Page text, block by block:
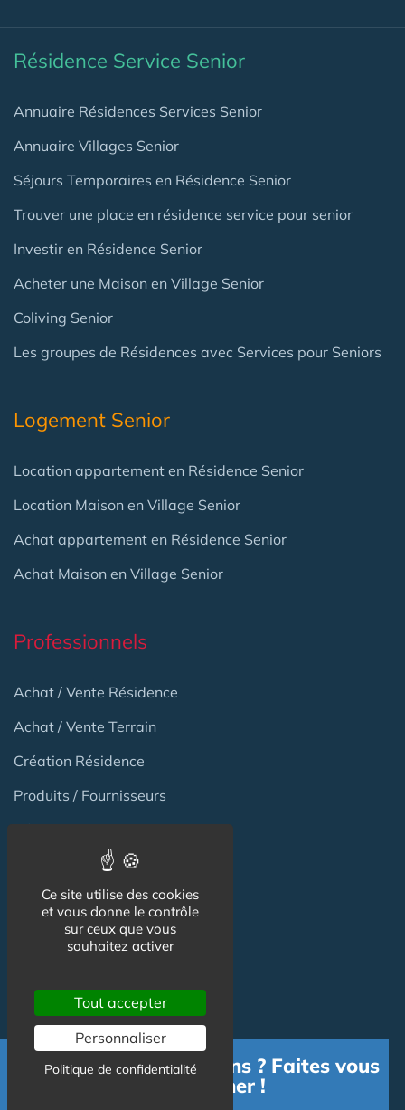
Résidence Service Senior
Annuaire Résidences Services Senior
Annuaire Villages Senior
Séjours Temporaires en Résidence Senior
Trouver une place en résidence service pour senior
Investir en Résidence Senior
Acheter une Maison en Village Senior
Coliving Senior
Les groupes de Résidences avec Services pour Seniors
Logement Senior
Location appartement en Résidence Senior
Location Maison en Village Senior
Achat appartement en Résidence Senior
Achat Maison en Village Senior
Professionnels
Achat / Vente Résidence
Achat / Vente Terrain
Création Résidence
Produits / Fournisseurs
Réglementation
Emploi
Formation
Habitat Groupé Senior
Habitat Partagé
Besoin d'informations ? Faites vous
accompagner !
Ce site utilise des cookies
et vous donne le contrôle
sur ceux que vous
souhaitez activer
Tout accepter
Personnaliser
Politique de confidentialité